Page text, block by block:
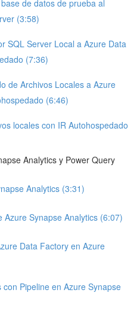
de datos de prueba al
(3:58)
SQL Server Local a Azure Data
(7:36)
de Archivos Locales a Azure
(6:46)
locales con IR Autohospedado
Analytics y Power Query
Analytics (3:31)
Azure Synapse Analytics (6:07)
Data Factory en Azure
Pipeline en Azure Synapse